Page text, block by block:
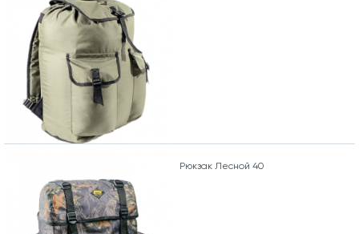
Рюкзак Лесной 40